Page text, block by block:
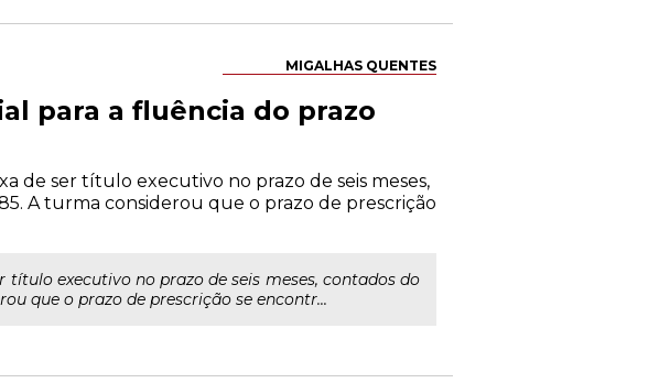
MIGALHAS QUENTES
para a fluência do prazo
de ser título executivo no prazo de seis meses,
A turma considerou que o prazo de prescrição
executivo no prazo de seis meses, contados do
que o prazo de prescrição se encontr...